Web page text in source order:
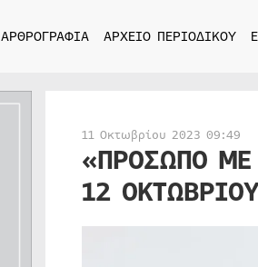
ΑΡΘΡΟΓΡΑΦΙΑ ΑΡΧΕΙΟ ΠΕΡΙΟΔΙΚΟΥ
11 Οκτωβρίου 2023 09:49
«ΠΡΟΣΩΠΟ
12